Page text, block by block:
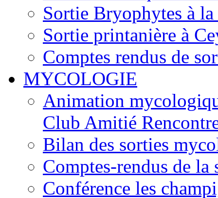
Sortie Bryophytes à la
Sortie printanière à
Comptes rendus de
MYCOLOGIE
Animation
Club Amitié
Bilan des sorties
Comptes-rendus de
Conférence les